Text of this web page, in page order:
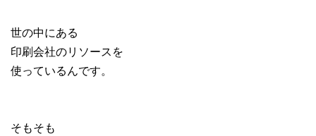
世の中にある
印刷会社のリソースを
使っているんです。
そもそも